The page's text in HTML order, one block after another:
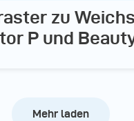
zu
P und
Mehr laden